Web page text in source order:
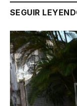
SEGUIR